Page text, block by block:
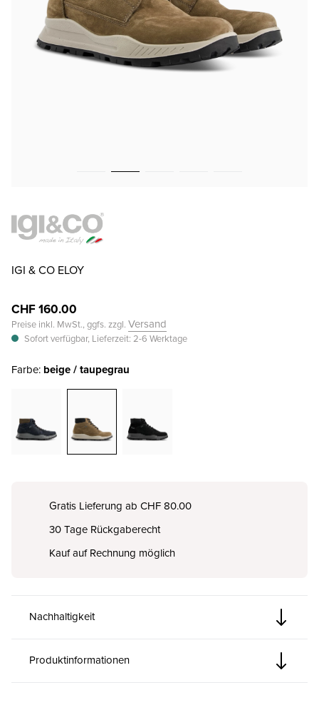
IGI & CO ELOY
CHF 160.00
Preise inkl. MwSt., ggfs. zzgl. Versand
Sofort verfügbar, Lieferzeit: 2-6 Werktage
Farbe: beige / taupegrau
Gratis Lieferung ab CHF 80.00
30 Tage Rückgaberecht
Kauf auf Rechnung möglich
Nachhaltigkeit
Produktinformationen